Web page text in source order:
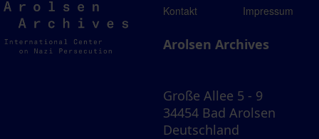
Arolsen
Archives
Kontakt Impressum
Arolsen Archives
Große Allee 5 - 9
34454 Bad Arolsen
Deutschland